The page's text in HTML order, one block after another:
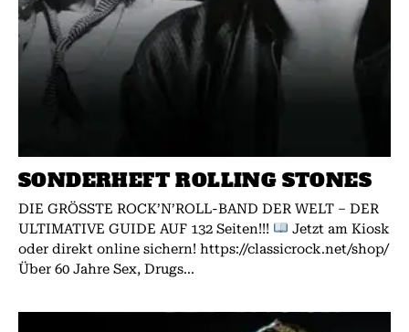
SONDERHEFT ROLLING STONES
DIE GRÖSSTE ROCK’N’ROLL-BAND DER WELT – DER
ULTIMATIVE GUIDE AUF 132 Seiten!!!
Jetzt am Kiosk
oder direkt online sichern! https://classicrock.net/shop/
Über 60 Jahre Sex, Drugs...